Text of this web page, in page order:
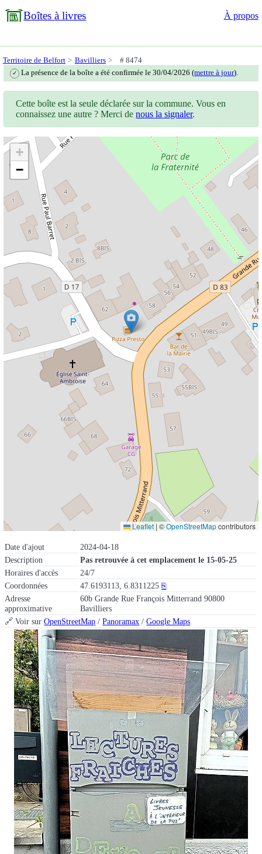
Boîtes à livres À propos
Territoire de Belfort Bavilliers # 8474
✓ La présence de la boîte a été confirmée le 30/04/2026 (mettre à jour).
Date d'ajout
2024-04-18
Description
Pas retrouvée à cet emplacement le 15-05-25
Horaires d'accès
24/7
Coordonnées
47.6193113, 6.8311225 ⎘
Adresse
approximative
60b Grande Rue François Mitterrand 90800
Bavilliers
🔗 Voir surOpenStreetMap /Panoramax /Google Maps
Cette boîte est la seule déclarée sur la commune. Vous en
connaissez une autre ? Merci denous la signaler.
+
−
Leaflet | ©OpenStreetMapcontributors